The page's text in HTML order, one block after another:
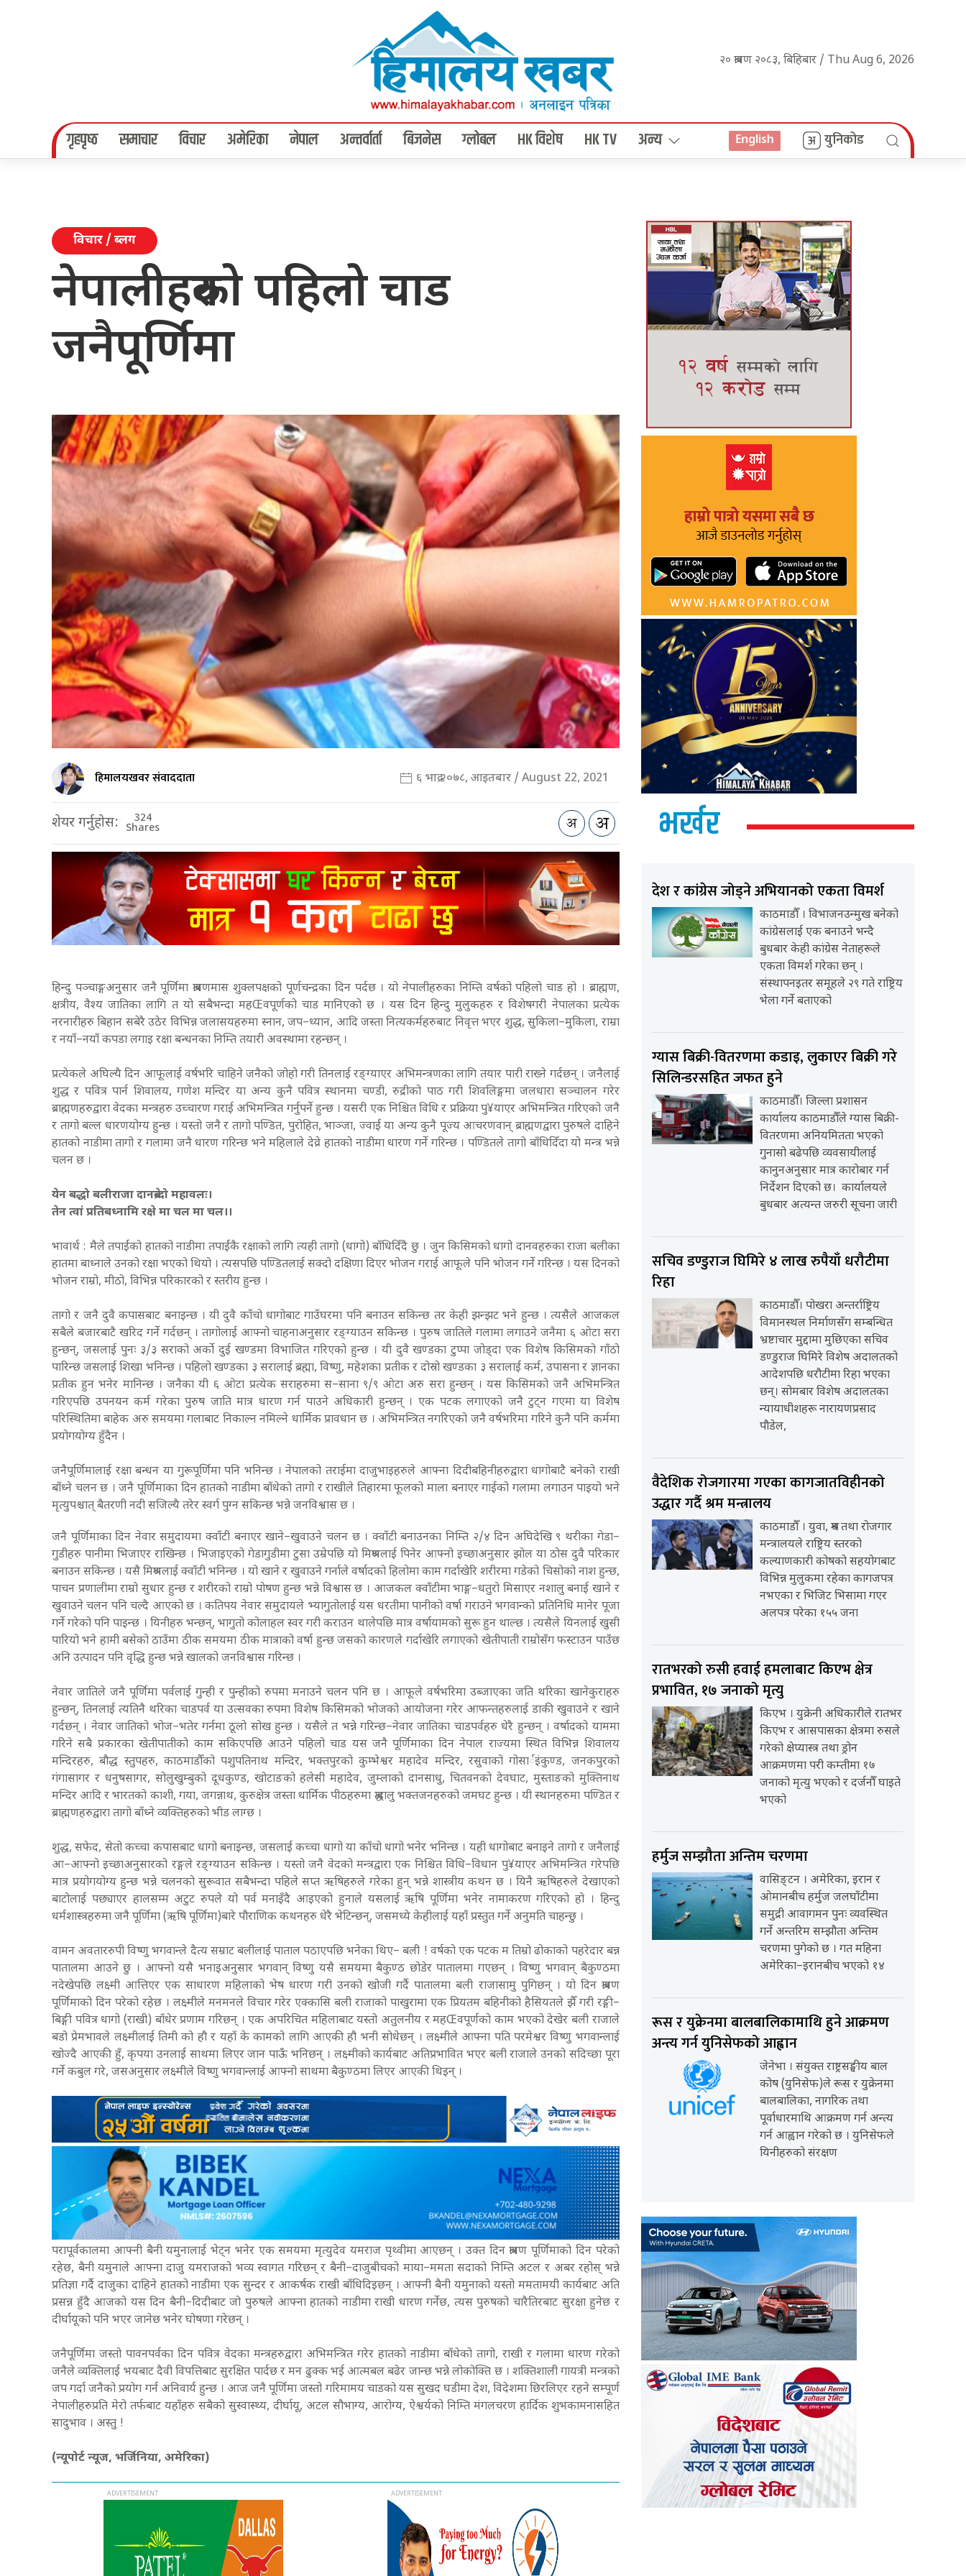
२० श्रावण २०८३, बिहिबार / Thu Aug 6, 2026
गृहपृष्‍ठ समाचार विचार अमेरिका नेपाल अन्तर्वार्ता बिजनेस ग्लोबल HK विशेष HK TV अन्य English युनिकोड
विचार / ब्लग
नेपालीहरुको पहिलो चाड
जनैपूर्णिमा
हिमालयखवर संवाददाता ६ भाद्र २०७८, आइतबार / August 22, 2021
शेयर गर्नुहोस: 324
Shares
हिन्दु पञ्चाङ्गअनुसार जनै पूर्णिमा श्रावणमास शुक्लपक्षको पूर्णचन्द्रका दिन पर्दछ । यो नेपालीहरुका निम्ति वर्षको पहिलो चाड हो । ब्राह्मण,
क्षत्रीय, वैश्य जातिका लागि त यो सबैभन्दा महŒवपूर्णको चाड मानिएको छ । यस दिन हिन्दु मुलुकहरु र विशेषगरी नेपालका प्रत्येक
नरनारीहरु बिहान सबेरै उठेर विभिन्न जलासयहरुमा स्नान, जप–ध्यान, आदि जस्ता नित्यकर्महरुबाट निवृत्त भएर शुद्ध, सुकिला–मुकिला, राम्रा
र नयाँ–नयाँ कपडा लगाइ रक्षा बन्धनका निम्ति तयारी अवस्थामा रहन्छन् ।
प्रत्येकले अघिल्यै दिन आफूलाई वर्षभरि चाहिने जनैको जोहो गरी तिनलाई रङ्ग्याएर अभिमन्त्रणका लागि तयार पारी राख्ने गर्दछन् । जनैलाई
शुद्ध र पवित्र पार्न शिवालय, गणेश मन्दिर या अन्य कुनै पवित्र स्थानमा चण्डी, रुद्रीको पाठ गरी शिवलिङ्गमा जलधारा सञ्चालन गरेर
ब्राह्मणहरुद्वारा वेदका मन्त्रहरु उच्चारण गराई अभिमन्त्रित गर्नुपर्ने हुन्छ । यसरी एक निश्चित विधि र प्रक्रिया पु¥याएर अभिमन्त्रित गरिएको जनै
र तागो बल्ल धारणयोग्य हुन्छ । यस्तो जनै र तागो पण्डित, पुरोहित, भाञ्जा, ज्वाईं या अन्य कुनै पूज्य आचरणवान् ब्राह्मणद्वारा पुरुषले दाहिने
हातको नाडीमा तागो र गलामा जनै धारण गरिन्छ भने महिलाले देव्रे हातको नाडीमा धारण गर्ने गरिन्छ । पण्डितले तागो बाँधिदिँदा यो मन्त्र भन्ने
चलन छ ।
येन बद्धो बलीराजा दानब्रेन्दो महावलः।
तेन त्वां प्रतिबध्नामि रक्षे मा चल मा चल।।
भावार्थ : मैले तपाईंको हातको नाडीमा तपाईंकै रक्षाको लागि त्यही तागो (धागो) बाँधिदिँदै छु । जुन किसिमको धागो दानवहरुका राजा बलीका
हातमा बाध्नाले उनको रक्षा भएको थियो । त्यसपछि पण्डितलाई सक्दो दक्षिणा दिएर भोजन गराई आफूले पनि भोजन गर्ने गरिन्छ । यस दिनको
भोजन राम्रो, मीठो, विभिन्न परिकारको र स्तरीय हुन्छ ।
तागो र जनै दुवै कपासबाट बनाइन्छ । यी दुवै काँचो धागोबाट गाउँघरमा पनि बनाउन सकिन्छ तर केही झन्झट भने हुन्छ । त्यसैले आजकल
सबैले बजारबाटै खरिद गर्ने गर्दछन् । तागोलाई आफ्नो चाहनाअनुसार रङ्ग्याउन सकिन्छ । पुरुष जातिले गलामा लगाउने जनैमा ६ ओटा सरा
हुन्छन्, जसलाई पुनः ३/३ सराको अर्को दुई खण्डमा विभाजित गरिएको हुन्छ । यी दुवै खण्डका टुप्पा जोड्दा एक विशेष किसिमको गाँठो
पारिन्छ जसलाई शिखा भनिन्छ । पहिलो खण्डका ३ सरालाई ब्रह्मा, विष्णु, महेशका प्रतीक र दोस्रो खण्डका ३ सरालाई कर्म, उपासना र ज्ञानका
प्रतीक हुन भनेर मानिन्छ । जनैका यी ६ ओटा प्रत्येक सराहरुमा स–साना ९/९ ओटा अरु सरा हुन्छन् । यस किसिमको जनै अभिमन्त्रित
गरिएपछि उपनयन कर्म गरेका पुरुष जाति मात्र धारण गर्न पाउने अधिकारी हुन्छन् । एक पटक लगाएको जनै टुट्न गएमा या विशेष
परिस्थितिमा बाहेक अरु समयमा गलाबाट निकाल्न नमिल्ने धार्मिक प्रावधान छ । अभिमन्त्रित नगरिएको जनै वर्षभरिमा गरिने कुनै पनि कर्ममा
प्रयोगयोग्य हुँदैन ।
जनैपूर्णिमालाई रक्षा बन्धन या गुरूपूर्णिमा पनि भनिन्छ । नेपालको तराईमा दाजुभाइहरुले आफ्ना दिदीबहिनीहरुद्वारा धागोबाटै बनेको राखी
बाँध्ने चलन छ । जनै पूर्णिमाका दिन हातको नाडीमा बाँधेको तागो र राखीले तिहारमा फूलको माला बनाएर गाईको गलामा लगाउन पाइयो भने
मृत्युपश्चात् बैतरणी नदी सजिल्यै तरेर स्वर्ग पुग्न सकिन्छ भन्ने जनविश्वास छ ।
जनै पूर्णिमाका दिन नेवार समुदायमा क्वाँटी बनाएर खाने–खुवाउने चलन छ । क्वाँटी बनाउनका निम्ति २/४ दिन अघिदेखि ९ थरीका गेडा–
गुडीहरु पानीमा भिजाएर राखिन्छ । भिजाइएको गेडागुडीमा टुसा उम्रेपछि यो मिश्रणलाई पिनेर आफ्नो इच्छाअनुसार झोल या ठोस दुवै परिकार
बनाउन सकिन्छ । यसै मिश्रणलाई क्वाँटी भनिन्छ । यो खाने र खुवाउने गर्नाले वर्षादको हिलोमा काम गर्दाखेरि शरीरमा गडेको चिसोको नाश हुन्छ,
पाचन प्रणालीमा राम्रो सुधार हुन्छ र शरीरको राम्रो पोषण हुन्छ भन्ने विश्वास छ । आजकल क्वाँटीमा भाङ्ग–धतुरो मिसाएर नशालु बनाई खाने र
खुवाउने चलन पनि चल्दै आएको छ । कतिपय नेवार समुदायले भ्यागुतोलाई यस धरतीमा पानीको वर्षा गराउने भगवान्को प्रतिनिधि मानेर पूजा
गर्ने गरेको पनि पाइन्छ । यिनीहरु भन्छन्, भागुतो कोलाहल स्वर गरी कराउन थालेपछि मात्र वर्षायामको सुरू हुन थाल्छ । त्यसैले यिनलाई खुसी
पारियो भने हामी बसेको ठाउँमा ठीक समयमा ठीक मात्राको वर्षा हुन्छ जसको कारणले गर्दाखेरि लगाएको खेतीपाती राम्रोसँग फस्टाउन पाउँछ
अनि उत्पादन पनि वृद्धि हुन्छ भन्ने खालको जनविश्वास गरिन्छ ।
नेवार जातिले जनै पूर्णिमा पर्वलाई गुन्ही र पुन्हीको रुपमा मनाउने चलन पनि छ । आफूले वर्षभरिमा उब्जाएका जति थरिका खानेकुराहरु
हुन्छन्, तिनलाई त्यतिनै थरिका चाडपर्व या उत्सवका रुपमा विशेष किसिमको भोजको आयोजना गरेर आफन्तहरुलाई डाकी खुवाउने र खाने
गर्दछन् । नेवार जातिको भोज–भतेर गर्नमा ठूलो सोख हुन्छ । यसैले त भन्ने गरिन्छ–नेवार जातिका चाडपर्वहरु धेरै हुन्छन् । वर्षादको याममा
गरिने सबै प्रकारका खेतीपातीको काम सकिएपछि आउने पहिलो चाड यस जनै पूर्णिमाका दिन नेपाल राज्यमा स्थित विभिन्न शिवालय
मन्दिरहरु, बौद्ध स्तुपहरु, काठमाडौँको पशुपतिनाथ मन्दिर, भक्तपुरको कुम्भेश्वर महादेव मन्दिर, रसुवाको गोसार्इंकुण्ड, जनकपुरको
गंगासागर र धनुषसागर, सोलुखुम्बुको दूधकुण्ड, खोटाङको हलेसी महादेव, जुम्लाको दानसाधु, चितवनको देवघाट, मुस्ताङको मुक्तिनाथ
मन्दिर आदि र भारतको काशी, गया, जगन्नाथ, कुरुक्षेत्र जस्ता धार्मिक पीठहरुमा श्रद्धालु भक्तजनहरुको जमघट हुन्छ । यी स्थानहरुमा पण्डित र
ब्राह्मणहरुद्वारा तागो बाँध्ने व्यक्तिहरुको भीड लाग्छ ।
शुद्ध, सफेद, सेतो कच्चा कपासबाट धागो बनाइन्छ, जसलाई कच्चा धागो या काँचो धागो भनेर भनिन्छ । यही धागोबाट बनाइने तागो र जनैलाई
आ–आफ्नो इच्छाअनुसारको रङ्गले रङ्ग्याउन सकिन्छ । यस्तो जनै वेदको मन्त्रद्वारा एक निश्चित विधि–विधान पु¥याएर अभिमन्त्रित गरेपछि
मात्र प्रयोगयोग्य हुन्छ भन्ने चलनको सुरूवात सबैभन्दा पहिले सप्त ऋषिहरुले गरेका हुन् भन्ने शास्त्रीय कथन छ । यिनै ऋषिहरुले देखाएको
बाटोलाई पछ्याएर हालसम्म अटुट रुपले यो पर्व मनाइँदै आइएको हुनाले यसलाई ऋषि पूर्णिमा भनेर नामाकरण गरिएको हो । हिन्दु
धर्मशास्त्रहरुमा जनै पूर्णिमा (ऋषि पूर्णिमा)बारे पौराणिक कथनहरु धेरै भेटिन्छन्, जसमध्ये केहीलाई यहाँ प्रस्तुत गर्ने अनुमति चाहन्छु ।
वामन अवताररुपी विष्णु भगवान्ले दैत्य सम्राट बलीलाई पाताल पठाएपछि भनेका थिए– बली ! वर्षको एक पटक म तिम्रो ढोकाको पहरेदार बन्न
पातालमा आउने छु । आफ्नो यसै भनाइअनुसार भगवान् विष्णु यसै समयमा बैकुण्ठ छोडेर पातालमा गएछन् । विष्णु भगवान् बैकुण्ठमा
नदेखेपछि लक्ष्मी आत्तिएर एक साधारण महिलाको भेष धारण गरी उनको खोजी गर्दै पातालमा बली राजासामु पुगिछन् । यो दिन श्रावण
पूर्णिमाको दिन परेको रहेछ । लक्ष्मीले मनमनले विचार गरेर एक्कासि बली राजाको पाखुरामा एक प्रियतम बहिनीको हैसियतले झैँ गरी रङ्गी–
बिङ्गी पवित्र धागो (राखी) बाँधेर प्रणाम गरिछन् । एक अपरिचित महिलाबाट यस्तो अतुलनीय र महŒवपूर्णको काम भएको देखेर बली राजाले
बडो प्रेमभावले लक्ष्मीलाई तिमी को हौ र यहाँ के कामको लागि आएकी हौ भनी सोधेछन् । लक्ष्मीले आफ्ना पति परमेश्वर विष्णु भगवान्लाई
खोज्दै आएकी हुँ, कृपया उनलाई साथमा लिएर जान पाऊंँ भनिछन् । लक्ष्मीको कार्यबाट अतिप्रभावित भएर बली राजाले उनको सदिच्छा पूरा
गर्ने कबुल गरे, जसअनुसार लक्ष्मीले विष्णु भगवान्लाई आफ्नो साथमा बैकुण्ठमा लिएर आएकी थिइन् ।
परापूर्वकालमा आफ्नी बैनी यमुनालाई भेट्न भनेर एक समयमा मृत्युदेव यमराज पृथ्वीमा आएछन् । उक्त दिन श्रावण पूर्णिमाको दिन परेको
रहेछ, बैनी यमुनाले आफ्ना दाजु यमराजको भव्य स्वागत गरिछन् र बैनी–दाजुबीचको माया–ममता सदाको निम्ति अटल र अबर रहोस् भन्ने
प्रतिज्ञा गर्दै दाजुका दाहिने हातको नाडीमा एक सुन्दर र आकर्षक राखी बाँधिदिइछन् । आफ्नी बैनी यमुनाको यस्तो ममतामयी कार्यबाट अति
प्रसन्न हुँदै आजको यस दिन बैनी–दिदीबाट जो पुरुषले आफ्ना हातको नाडीमा राखी धारण गर्नेछ, त्यस पुरुषको चारैतिरबाट सुरक्षा हुनेछ र
दीर्घायूको पनि भएर जानेछ भनेर घोषणा गरेछन् ।
जनैपूर्णिमा जस्तो पावनपर्वका दिन पवित्र वेदका मन्त्रहरुद्वारा अभिमन्त्रित गरेर हातको नाडीमा बाँधेको तागो, राखी र गलामा धारण गरेको
जनैले व्यक्तिलाई भयबाट दैवी विपत्तिबाट सुरक्षित पार्दछ र मन ढुक्क भई आत्मबल बढेर जान्छ भन्ने लोकोक्ति छ । शक्तिशाली गायत्री मन्त्रको
जप गर्दा जनैको प्रयोग गर्न अनिवार्य हुन्छ । आज जनै पूर्णिमा जस्तो गरिमामय चाडको यस सुखद घडीमा देश, विदेशमा छिरलिएर रहने सम्पूर्ण
नेपालीहरुप्रति मेरो तर्फबाट यहाँहरु सबैको सुस्वास्थ्य, दीर्घायू, अटल सौभाग्य, आरोग्य, ऐश्वर्यको निम्ति मंगलचरण हार्दिक शुभकामनासहित
सादुभाव । अस्तु !
(न्यूपोर्ट न्यूज, भर्जिनिया, अमेरिका)
भर्खर
देश र कांग्रेस जोड्ने अभियानको एकता विमर्श
काठमाडौँ । विभाजनउन्मुख बनेको
कांग्रेसलाई एक बनाउने भन्दै
बुधबार केही कांग्रेस नेताहरूले
एकता विमर्श गरेका छन् ।
संस्थापनइतर समूहले २९ गते राष्ट्रिय
भेला गर्ने बताएको
ग्यास बिक्री-वितरणमा कडाइ, लुकाएर बिक्री गरे
सिलिन्डरसहित जफत हुने
काठमाडौँ। जिल्ला प्रशासन
कार्यालय काठमाडौँले ग्यास बिक्री-
वितरणमा अनियमितता भएको
गुनासो बढेपछि व्यवसायीलाई
कानुनअनुसार मात्र कारोबार गर्न
निर्देशन दिएको छ। कार्यालयले
बुधबार अत्यन्त जरुरी सूचना जारी
सचिव डण्डुराज घिमिरे ४ लाख रुपैयाँ धरौटीमा
रिहा
काठमाडौँ। पोखरा अन्तर्राष्ट्रिय
विमानस्थल निर्माणसँग सम्बन्धित
भ्रष्टाचार मुद्दामा मुछिएका सचिव
डण्डुराज घिमिरे विशेष अदालतको
आदेशपछि धरौटीमा रिहा भएका
छन्। सोमबार विशेष अदालतका
न्यायाधीशहरू नारायणप्रसाद
पौडेल,
वैदेशिक रोजगारमा गएका कागजातविहीनको
उद्धार गर्दै श्रम मन्त्रालय
काठमाडौँ । युवा, श्रम तथा रोजगार
मन्त्रालयले राष्ट्रिय स्तरको
कल्याणकारी कोषको सहयोगबाट
विभिन्न मुलुकमा रहेका कागजपत्र
नभएका र भिजिट भिसामा गएर
अलपत्र परेका १५५ जना
रातभरको रुसी हवाई हमलाबाट किएभ क्षेत्र
प्रभावित, १७ जनाको मृत्यु
किएभ । युक्रेनी अधिकारीले रातभर
किएभ र आसपासका क्षेत्रमा रुसले
गरेको क्षेप्यास्त्र तथा ड्रोन
आक्रमणमा परी कम्तीमा १७
जनाको मृत्यु भएको र दर्जनौँ घाइते
भएको
हर्मुज सम्झौता अन्तिम चरणमा
वासिङ्टन । अमेरिका, इरान र
ओमानबीच हर्मुज जलघाँटीमा
समुद्री आवागमन पुनः व्यवस्थित
गर्ने अन्तरिम सम्झौता अन्तिम
चरणमा पुगेको छ । गत महिना
अमेरिका–इरानबीच भएको १४
रूस र युक्रेनमा बालबालिकामाथि हुने आक्रमण
अन्त्य गर्न युनिसेफको आह्वान
जेनेभा । संयुक्त राष्ट्रसङ्घीय बाल
कोष (युनिसेफ)ले रूस र युक्रेनमा
बालबालिका, नागरिक तथा
पूर्वाधारमाथि आक्रमण गर्न अन्त्य
गर्न आह्वान गरेको छ । युनिसेफले
यिनीहरुको संरक्षण